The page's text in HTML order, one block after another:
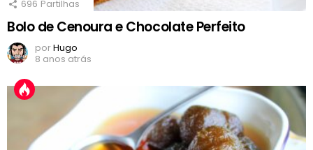
696 Partilhas
Bolo de Cenoura e Chocolate Perfeito
porHugo
8 anos atrás